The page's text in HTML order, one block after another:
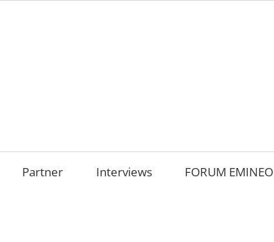
Partner Interviews FORUM EMINEO